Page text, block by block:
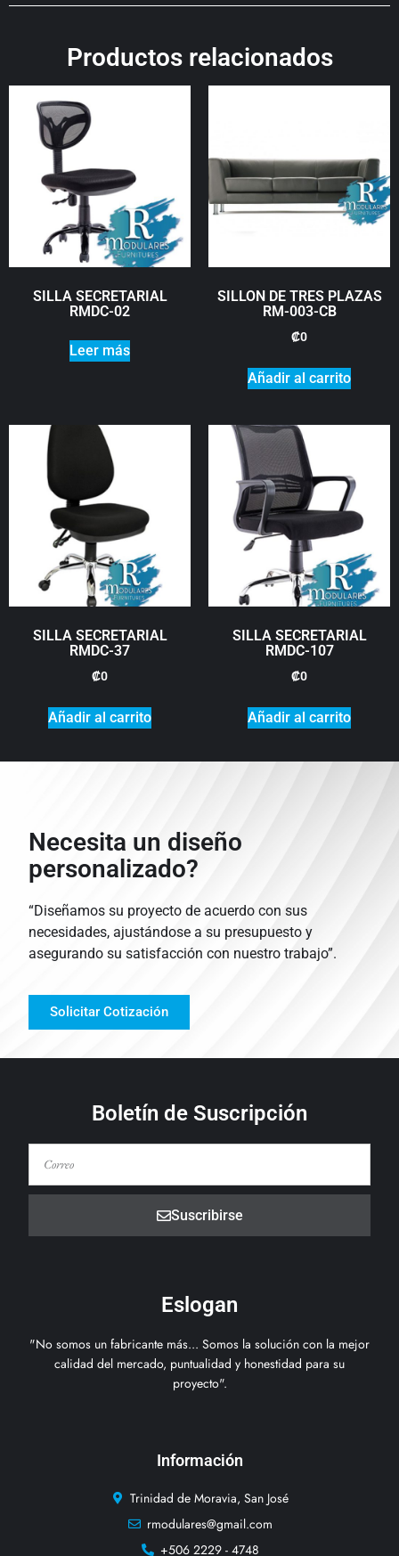
Productos relacionados
SILLA SECRETARIAL
RMDC-02
Leer más
SILLON DE TRES PLAZAS
RM-003-CB
₡0
Añadir al carrito
SILLA SECRETARIAL
RMDC-37
₡0
Añadir al carrito
SILLA SECRETARIAL
RMDC-107
₡0
Añadir al carrito
Necesita un diseño
personalizado?
“Diseñamos su proyecto de acuerdo con sus
necesidades, ajustándose a su presupuesto y
asegurando su satisfacción con nuestro trabajo”.
Solicitar Cotización
Boletín de Suscripción
Suscribirse
Eslogan
"No somos un fabricante más... Somos la solución con la mejor
calidad del mercado, puntualidad y honestidad para su
proyecto".
Información
Trinidad de Moravia, San José
rmodulares@gmail.com
+506 2229 - 4748